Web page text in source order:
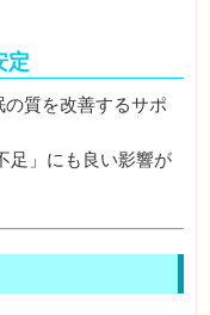
定
質を改善するサポ
足」にも良い影響が